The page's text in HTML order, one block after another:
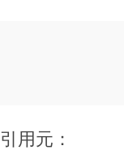
引用元：